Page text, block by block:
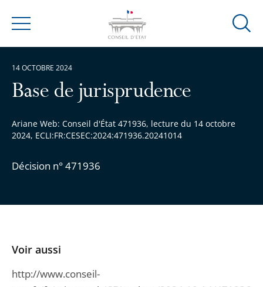
Menu
Ouvrir
Base de jurisprudence
Ariane Web: Conseil d'État 471936, lecture du 14 octobre
2024, ECLI:FR:CESEC:2024:471936.20241014
Décision n° 471936
14 OCTOBRE 2024
Voir aussi
http://www.conseil-